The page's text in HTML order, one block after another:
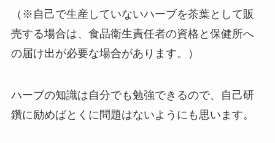
（※自己で生産していないハーブを茶葉として販
売する場合は、食品衛生責任者の資格と保健所へ
の届け出が必要な場合があります。）
ハーブの知識は自分でも勉強できるので、自己研
鑽に励めばとくに問題はないようにも思います。